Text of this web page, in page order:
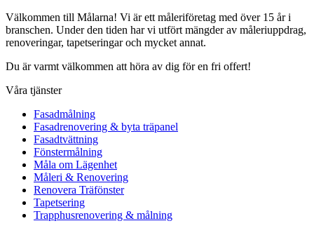
Välkommen till Målarna! Vi är ett måleriföretag med över 15 år i
branschen. Under den tiden har vi utfört mängder av måleriuppdrag,
renoveringar, tapetseringar och mycket annat.
Du är varmt välkommen att höra av dig för en fri offert!
Våra tjänster
Fasadmålning
Fasadrenovering & byta träpanel
Fasadtvättning
Fönstermålning
Måla om Lägenhet
Måleri & Renovering
Renovera Träfönster
Tapetsering
Trapphusrenovering & målning